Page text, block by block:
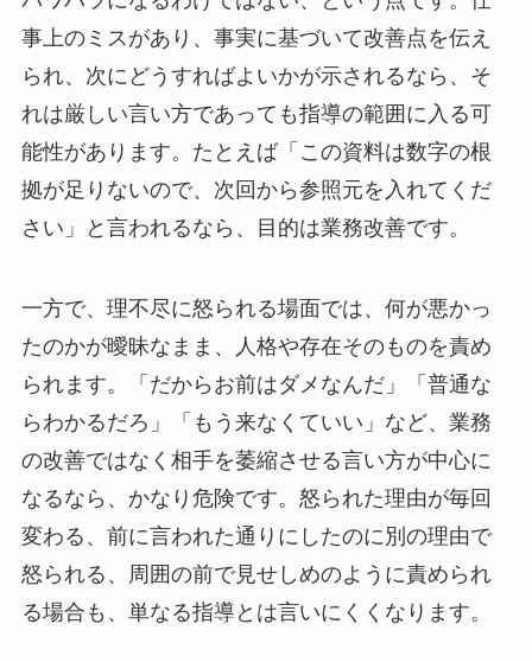
事上のミスがあり、事実に基づいて改善点を伝え
られ、次にどうすればよいかが示されるなら、そ
れは厳しい言い方であっても指導の範囲に入る可
能性があります。たとえば「この資料は数字の根
拠が足りないので、次回から参照元を入れてくだ
さい」と言われるなら、目的は業務改善です。
一方で、理不尽に怒られる場面では、何が悪かっ
たのかが曖昧なまま、人格や存在そのものを責め
られます。「だからお前はダメなんだ」「普通な
らわかるだろ」「もう来なくていい」など、業務
の改善ではなく相手を萎縮させる言い方が中心に
なるなら、かなり危険です。怒られた理由が毎回
変わる、前に言われた通りにしたのに別の理由で
怒られる、周囲の前で見せしめのように責められ
る場合も、単なる指導とは言いにくくなります。